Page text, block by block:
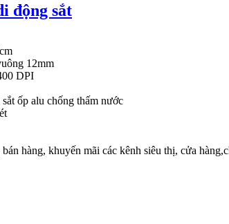
động sắt
12mm
DPI
ốp alu chống thấm nước
hàng, khuyến mãi các kênh siêu thị, cửa